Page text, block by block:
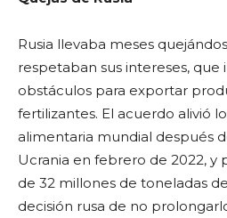
Rusia llevaba meses
respetaban sus intereses, que
obstáculos para exportar
fertilizantes. El acuerdo alivió
alimentaria mundial después
Ucrania en febrero de 2022,
de 32 millones de toneladas
decisión rusa de no